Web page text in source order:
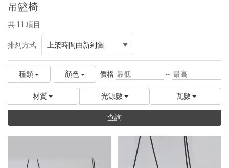
吊籃椅
共 11 項目
排列方式 上架時間由新到舊
種類 顏色 價格 ~
材質 光源數 瓦數
查詢